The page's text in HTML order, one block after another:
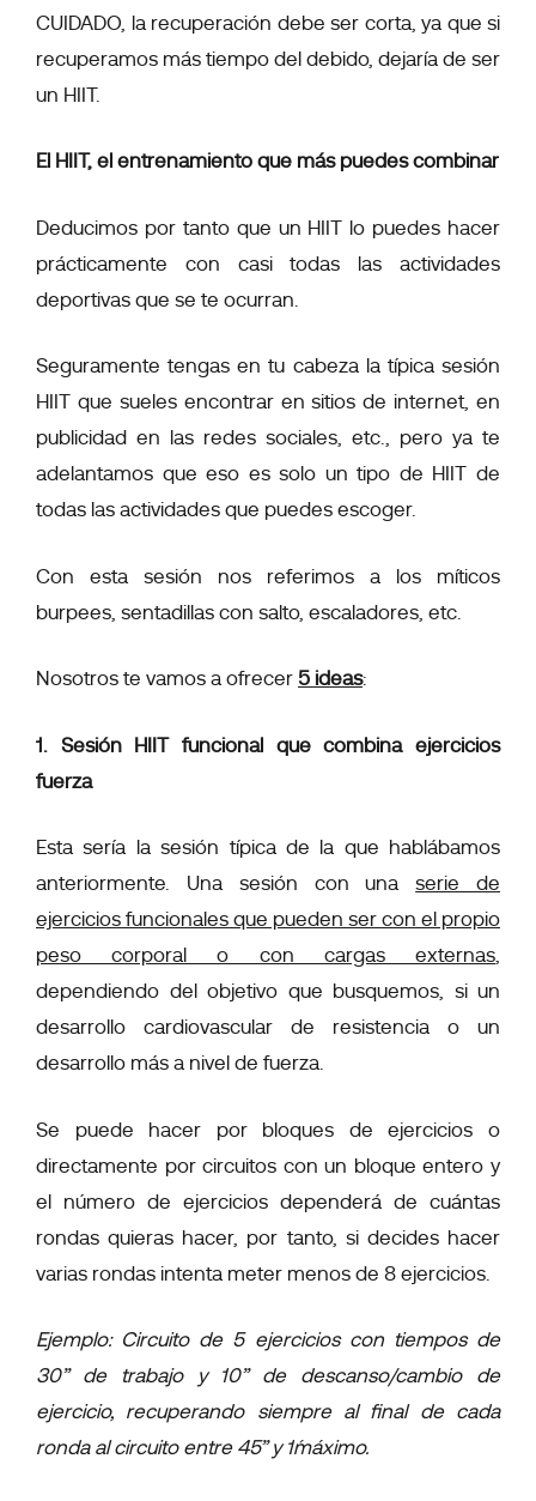
CUIDADO, la recuperación debe ser corta, ya que si
recuperamos más tiempo del debido, dejaría de ser
un HIIT.
El HIIT, el entrenamiento que más puedes combinar
Deducimos por tanto que un HIIT lo puedes hacer
prácticamente con casi todas las actividades
deportivas que se te ocurran.
Seguramente tengas en tu cabeza la típica sesión
HIIT que sueles encontrar en sitios de internet, en
publicidad en las redes sociales, etc., pero ya te
adelantamos que eso es solo un tipo de HIIT de
todas las actividades que puedes escoger.
Con esta sesión nos referimos a los míticos
burpees, sentadillas con salto, escaladores, etc.
Nosotros te vamos a ofrecer 5 ideas:
1. Sesión HIIT funcional que combina ejercicios
fuerza
Esta sería la sesión típica de la que hablábamos
anteriormente. Una sesión con unaserie de
ejercicios funcionales que pueden ser con el propio
peso corporal o con cargas externas,
dependiendo del objetivo que busquemos, si un
desarrollo cardiovascular de resistencia o un
desarrollo más a nivel de fuerza.
Se puede hacer por bloques de ejercicios o
directamente por circuitos con un bloque entero y
el número de ejercicios dependerá de cuántas
rondas quieras hacer, por tanto, si decides hacer
varias rondas intenta meter menos de 8 ejercicios.
Ejemplo: Circuito de 5 ejercicios con tiempos de
30” de trabajo y 10” de descanso/cambio de
ejercicio, recuperando siempre al final de cada
ronda al circuito entre 45” y 1´máximo.